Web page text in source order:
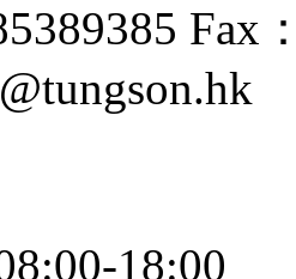
Fax
18:00